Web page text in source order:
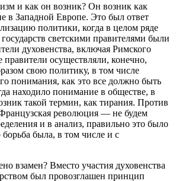
и как он возник? Он возник как
в Западной Европе. Это был ответ
политики, когда в целом ряде
светскими правителями были
духовенства, включая Римского
осуществляли, конечно,
свою политику, в том числе
понимания, как это все должно быть
находило понимание в обществе, в
такой термин, как тирания. Против
революция — не будем
и в анализ, правильно это было
была, в том числе и с
взамен? Вместо участия духовенства
был провозглашен принцип